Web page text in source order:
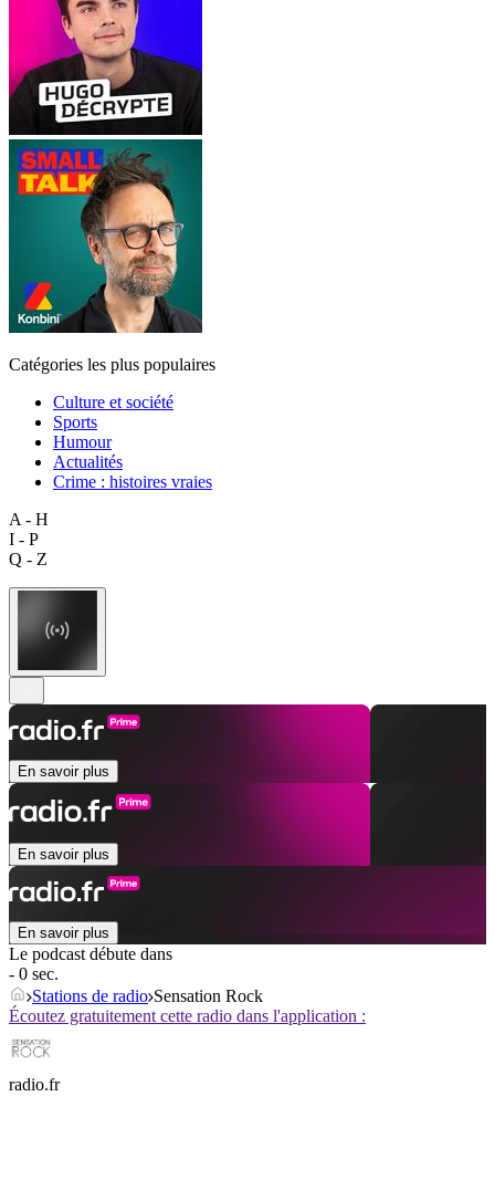
Catégories les plus populaires
Culture et société
Sports
Humour
Actualités
Crime : histoires vraies
A - H
I - P
Q - Z
En savoir plus
En savoir plus
En savoir plus
Le podcast débute dans
- 0 sec.
Stations de radio Sensation Rock
Écoutez gratuitement cette radio dans l'application :
radio.fr